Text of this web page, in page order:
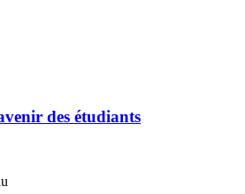
des étudiants